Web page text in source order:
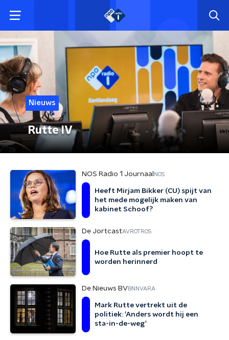
Nieuws
Rutte IV
NOS Radio 1 Journaal NOS
Heeft Mirjam Bikker (CU) spijt van
het mede mogelijk maken van
kabinet Schoof?
De JortcastAVROTROS
Hoe Rutte als premier hoopt te
worden herinnerd
De Nieuws BVBNNVARA
Mark Rutte vertrekt uit de
politiek: 'Anders wordt hij een
sta-in-de-weg'